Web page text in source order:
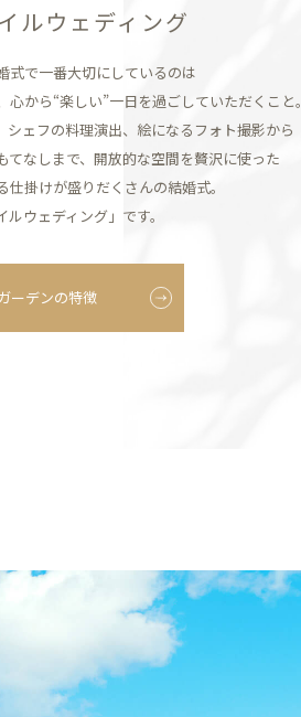
ルウェディング
式で一番大切にしているのは
心から“楽しい”一日を過ごしていただくこと。
ェフの料理演出、 絵になるフォト撮影から
てなしまで、開放的な空間を贅沢に使った
掛けが盛りだくさんの結婚式。
ウェディング」です。
ーデンの特徴